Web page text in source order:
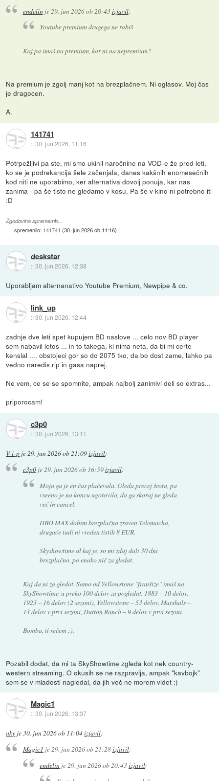
endelinje 29. jun 2026 ob 20:43izjavil:
Youtube premium drugega ne rabiš
Kaj pa imaš na premium, kar ni na nepremium?
Na premium je zgolj manj kot na brezplačnem. Ni oglasov. Moj čas
je dragocen.
A.
141741
::30. jun 2026, 11:16
Potrpežljivi pa ste, mi smo ukinil naročnine na VOD-e že pred leti,
ko se je podrekancija šele začenjala, danes kakšnih enomesečnih
kod niti ne uporabimo, ker alternativa dovolj ponuja, kar nas
zanima - pa še tisto ne gledamo v kosu. Pa še v kino ni potrebno iti
:D
Zgodovina sprememb…
spremenilo: 141741 (30. jun 2026 ob 11:16)
deskstar
::30. jun 2026, 12:38
Uporabljam alternanativo Youtube Premium, Newpipe & co.
link_up
::30. jun 2026, 12:44
zadnje dve leti spet kupujem BD naslove ... celo nov BD player
sem nabavil letos ... in to takega, ki nima neta, da bi mi certe
kenslal .... obstojeci gor so do 2075 tko, da bo dost zame, lahko pa
vedno naredis rip in gasa naprej.
Ne vem, ce se se spomnite, ampak najbolj zanimivi deli so extras...
priporocam!
c3p0
::30. jun 2026, 13:11
V-i-p je 29. jun 2026 ob 21:09izjavil:
c3p0je29. jun 2026 ob 16:59izjavil:
Moja ga je en čas plačevala. Gleda precejšrota , pa
vseeno je na koncu ugotovila, da ga skoraj ne gleda
več in cancel.
HBO MAX dobim brezplačno zraven Telemacha,
drugače tudi ni vreden tistih 8 EUR.
Skyshowtime al kaj je, so mi zdaj dali 30 dni
brezplačno, pa enako nič za gledat.
Kaj da ni za gledat. Samo od Yellowstone "franšize" imaš na
SkyShowtime-u preko 100 delov za pogledat. 1883 – 10 delov,
1923 – 16 delov (2 sezoni), Yellowstone – 53 delov, Marshals –
13 delov v prvi sezoni, Dutton Ranch – 9 delov v prvi sezoni.
Bomba, ti rečem ;).
Pozabil dodat, da mi ta SkyShowtime zgleda kot nek country-
western streaming. O okusih se ne razpravlja, ampak "kavbojk"
sem se v mladosti nagledal, da jih več ne morem videt :)
Magic1
::30. jun 2026, 13:37
aky je30. jun 2026 ob 11:04izjavil:
Magic1 je29. jun 2026 ob 21:28izjavil:
endelin je29. jun 2026 ob 20:43izjavil: